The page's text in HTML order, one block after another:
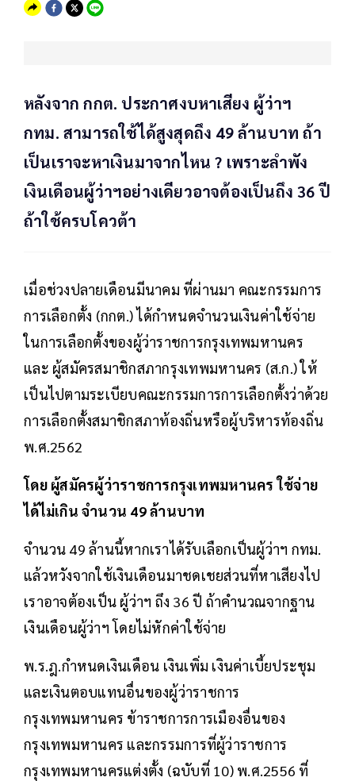
หลังจาก กกต. ประกาศงบหาเสียง ผู้ว่าฯ
กทม. สามารถใช้ได้สูงสุดถึง 49 ล้านบาท ถ้า
เป็นเราจะหาเงินมาจากไหน ? เพราะลำพัง
เงินเดือนผู้ว่าฯอย่างเดียวอาจต้องเป็นถึง 36 ปี
ถ้าใช้ครบโควต้า
เมื่อช่วงปลายเดือนมีนาคม ที่ผ่านมา คณะกรรมการ
การเลือกตั้ง (กกต.) ได้กำหนดจำนวนเงินค่าใช้จ่าย
ในการเลือกตั้งของผู้ว่าราชการกรุงเทพมหานคร
และ ผู้สมัครสมาชิกสภากรุงเทพมหานคร (ส.ก.) ให้
เป็นไปตามระเบียบคณะกรรมการการเลือกตั้งว่าด้วย
การเลือกตั้งสมาชิกสภาท้องถิ่นหรือผู้บริหารท้องถิ่น
พ.ศ.2562
โดย ผู้สมัครผู้ว่าราชการกรุงเทพมหานคร ใช้จ่าย
ได้ไม่เกิน จำนวน 49 ล้านบาท
จำนวน 49 ล้านนี้หากเราได้รับเลือกเป็นผู้ว่าฯ กทม.
แล้วหวังจากใช้เงินเดือนมาชดเชยส่วนที่หาเสียงไป
เราอาจต้องเป็น ผู้ว่าฯ ถึง 36 ปี ถ้าคำนวณจากฐาน
เงินเดือนผู้ว่าฯ โดยไม่หักค่าใช้จ่าย
พ.ร.ฎ.กำหนดเงินเดือน เงินเพิ่ม เงินค่าเบี้ยประชุม
และเงินตอบแทนอื่นของผู้ว่าราชการ
กรุงเทพมหานคร ข้าราชการการเมืองอื่นของ
กรุงเทพมหานคร และกรรมการที่ผู้ว่าราชการ
กรุงเทพมหานครแต่งตั้ง (ฉบับที่ 10) พ.ศ.2556 ที่